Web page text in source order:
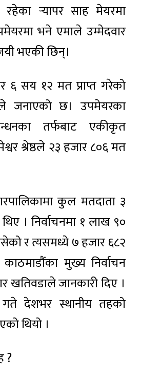
र्‍यापर साह मेयरमा
भने एमाले उम्मेदवार
भएकी छिन्।
६ सय १२ मत प्राप्त गरेको
जनाएको छ। उपमेयरका
तर्फबाट एकीकृत
श्रेष्ठले २३ हजार ८०६ मत
कुल मतदाता ३
। निर्वाचनमा १ लाख ९०
र त्यसमध्ये ७ हजार ६८२
मुख्य निर्वाचन
जानकारी दिए ।
देशभर स्थानीय तहको
थियो ।
?